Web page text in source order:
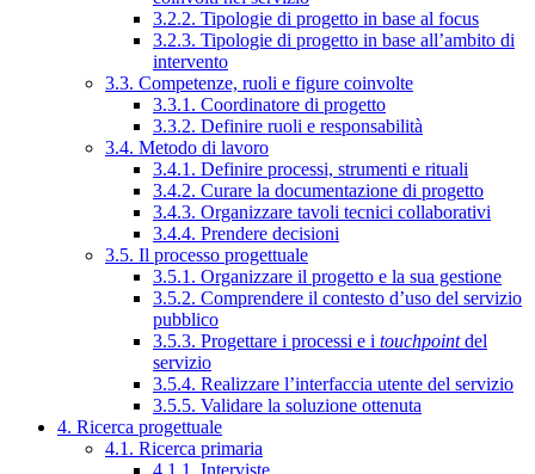
3.2.2. Tipologie di progetto in base al focus
3.2.3. Tipologie di progetto in base all’ambito di
intervento
3.3. Competenze, ruoli e figure coinvolte
3.3.1. Coordinatore di progetto
3.3.2. Definire ruoli e responsabilità
3.4. Metodo di lavoro
3.4.1. Definire processi, strumenti e rituali
3.4.2. Curare la documentazione di progetto
3.4.3. Organizzare tavoli tecnici collaborativi
3.4.4. Prendere decisioni
3.5. Il processo progettuale
3.5.1. Organizzare il progetto e la sua gestione
3.5.2. Comprendere il contesto d’uso del servizio
pubblico
3.5.3. Progettare i processi e i touchpointdel
servizio
3.5.4. Realizzare l’interfaccia utente del servizio
3.5.5. Validare la soluzione ottenuta
4. Ricerca progettuale
4.1. Ricerca primaria
4.1.1. Interviste